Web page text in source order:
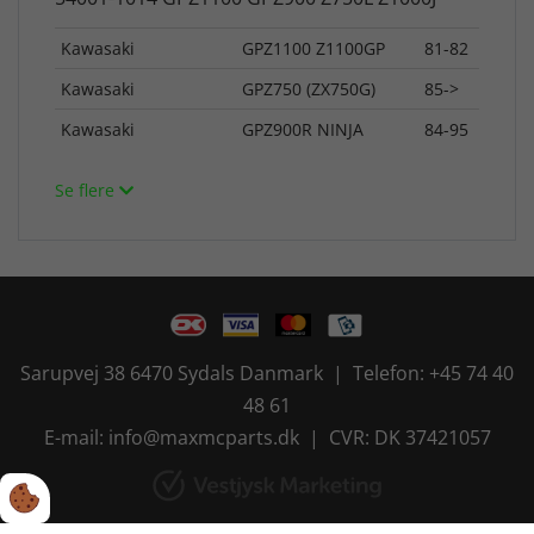
Kawasaki GPZ1100 Z1100GP
81-82
Kawasaki
GPZ750 (ZX750G)
85->
Kawasaki
GPZ900R NINJA 84-95
Se flere
Sarupvej 38 6470 Sydals Danmark | Telefon: +45 74 40
48 61
E-mail: info@maxmcparts.dk | CVR: DK 37421057